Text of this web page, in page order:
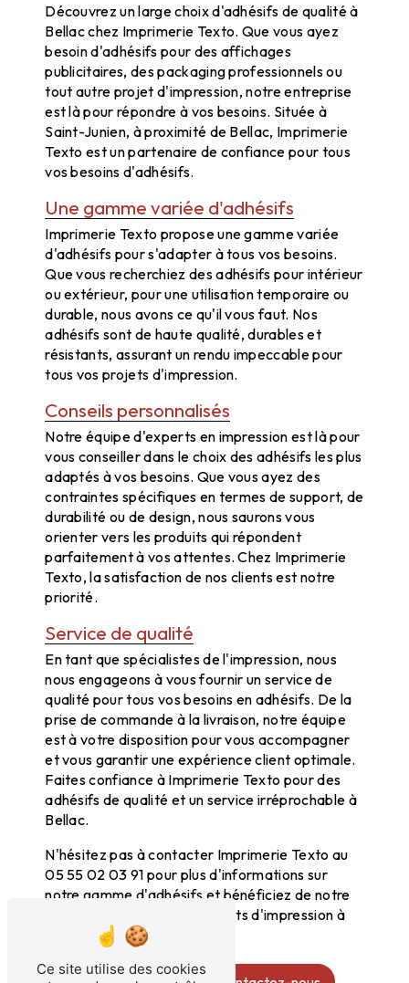
Découvrez un large choix d'adhésifs de qualité à
Bellac chez Imprimerie Texto. Que vous ayez
besoin d'adhésifs pour des affichages
publicitaires, des packaging professionnels ou
tout autre projet d'impression, notre entreprise
est là pour répondre à vos besoins. Située à
Saint-Junien, à proximité de Bellac, Imprimerie
Texto est un partenaire de confiance pour tous
vos besoins d'adhésifs.
Une gamme variée d'adhésifs
Imprimerie Texto propose une gamme variée
d'adhésifs pour s'adapter à tous vos besoins.
Que vous recherchiez des adhésifs pour intérieur
ou extérieur, pour une utilisation temporaire ou
durable, nous avons ce qu'il vous faut. Nos
adhésifs sont de haute qualité, durables et
résistants, assurant un rendu impeccable pour
tous vos projets d'impression.
Conseils personnalisés
Notre équipe d'experts en impression est là pour
vous conseiller dans le choix des adhésifs les plus
adaptés à vos besoins. Que vous ayez des
contraintes spécifiques en termes de support, de
durabilité ou de design, nous saurons vous
orienter vers les produits qui répondent
parfaitement à vos attentes. Chez Imprimerie
Texto, la satisfaction de nos clients est notre
priorité.
Service de qualité
En tant que spécialistes de l'impression, nous
nous engageons à vous fournir un service de
qualité pour tous vos besoins en adhésifs. De la
prise de commande à la livraison, notre équipe
est à votre disposition pour vous accompagner
et vous garantir une expérience client optimale.
Faites confiance à Imprimerie Texto pour des
adhésifs de qualité et un service irréprochable à
Bellac.
N'hésitez pas à contacter Imprimerie Texto au
05 55 02 03 91 pour plus d'informations sur
notre gamme d'adhésifs et bénéficiez de notre
expertise pour tous vos projets d'impression à
Bellac et ses environs.
Ce site utilise des cookies